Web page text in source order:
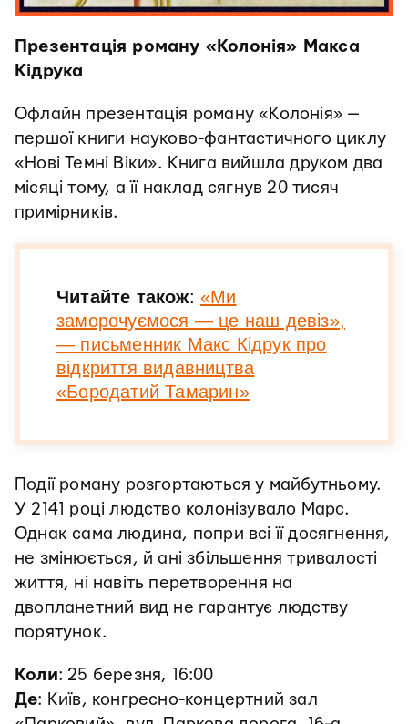
Презентація роману «Колонія» Макса
Кідрука
Офлайн презентація роману «Колонія» —
першої книги науково-фантастичного циклу
«Нові Темні Віки». Книга вийшла друком два
місяці тому, а її наклад сягнув 20 тисяч
примірників.
Читайте також: «Ми
заморочуємося — це наш девіз»,
— письменник Макс Кідрук про
відкриття видавництва
«Бородатий Тамарин»
Події роману розгортаються у майбутньому.
У 2141 році людство колонізувало Марс.
Однак сама людина, попри всі її досягнення,
не змінюється, й ані збільшення тривалості
життя, ні навіть перетворення на
двопланетний вид не гарантує людству
порятунок.
Коли: 25 березня, 16:00
Де: Київ, конгресно-концертний зал